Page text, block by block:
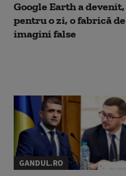
Google Earth a devenit,
pentru o zi, o fabrică de
imagini false
GANDUL.RO